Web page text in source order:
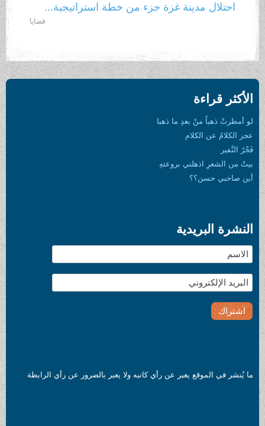
احتلال مدينة غزة جزء من خطة استراتيجية...
قضايا
الأكثر قراءة
لو أمطرتْ ذهباً منْ بعدِ ما ذهبا
عجز الكلامُ عن الكلام
فَجْرُ النَّفير
بيتٌ من الشعرِ اذهلني بروعتهِ
أين صاحبي حسن؟؟
النشرة البريدية
ما يُنشر في الموقع يعبر عن رأي كاتبه ولا يعبر بالضرور عن رأي الرابطة